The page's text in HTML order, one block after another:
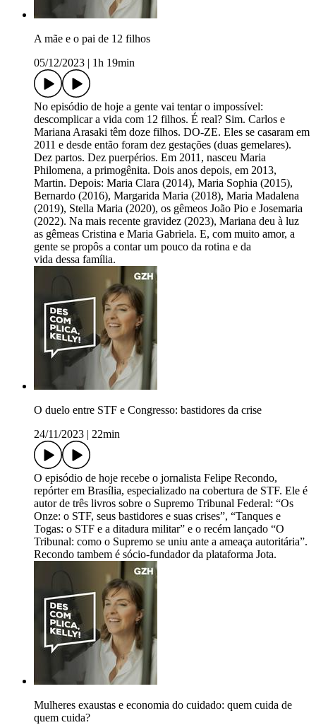
A mãe e o pai de 12 filhos
05/12/2023
1h 19min
No episódio de hoje a gente vai tentar o impossível:
descomplicar a vida com 12 filhos. É real? Sim. Carlos e
Mariana Arasaki têm doze filhos. DO-ZE. Eles se casaram em
2011 e desde então foram dez gestações (duas gemelares).
Dez partos. Dez puerpérios. Em 2011, nasceu Maria
Philomena, a primogênita. Dois anos depois, em 2013,
Martin. Depois: Maria Clara (2014), Maria Sophia (2015),
Bernardo (2016), Margarida Maria (2018), Maria Madalena
(2019), Stella Maria (2020), os gêmeos João Pio e Josemaria
(2022). Na mais recente gravidez (2023), Mariana deu à luz
as gêmeas Cristina e Maria Gabriela. E, com muito amor, a
gente se propôs a contar um pouco da rotina e da
vida dessa família.
O duelo entre STF e Congresso: bastidores da crise
24/11/2023
22min
O episódio de hoje recebe o jornalista Felipe Recondo,
repórter em Brasília, especializado na cobertura de STF. Ele é
autor de três livros sobre o Supremo Tribunal Federal: “Os
Onze: o STF, seus bastidores e suas crises”, “Tanques e
Togas: o STF e a ditadura militar” e o recém lançado “O
Tribunal: como o Supremo se uniu ante a ameaça autoritária”.
Recondo tambem é sócio-fundador da plataforma Jota.
Mulheres exaustas e economia do cuidado: quem cuida de
quem cuida?